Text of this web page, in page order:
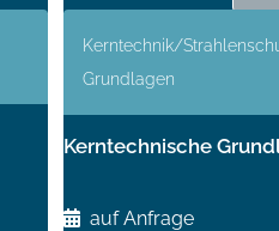
Kerntechnik/
Grundlagen
Kerntechnische
auf Anfrage